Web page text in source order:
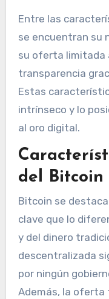
Entre las
se encuentran su
su oferta limitada
transparencia
Estas
intrínseco y lo
al oro digital.
del Bitcoin
Bitcoin se
clave que lo
y del dinero
descentralizada
por ningún
Además, la